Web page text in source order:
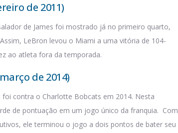
de 2011)
de James foi mostrado já no primeiro quarto,
LeBron levou o Miami a uma vitória de 104-
ao atleta fora da temporada.
de 2014)
contra o Charlotte Bobcats em 2014. Nesta
de pontuação em um jogo único da franquia. Com
ele terminou o jogo a dois pontos de bater seu